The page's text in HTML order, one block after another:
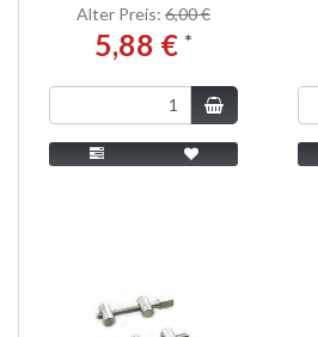
Alter Preis: 6,00 €
5,88 € *